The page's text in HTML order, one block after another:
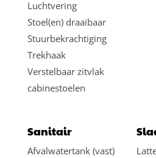
Luchtvering
Stoel(en) draaibaar
Stuurbekrachtiging
Trekhaak
Verstelbaar zitvlak
cabinestoelen
Sanitair
Afvalwatertank (vast)